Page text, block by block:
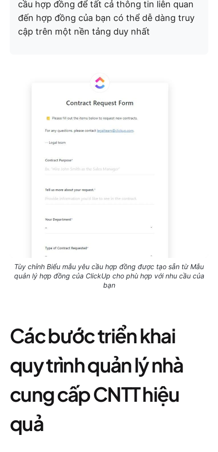
cầu hợp đồng để tất cả thông tin liên quan
đến hợp đồng của bạn có thể dễ dàng truy
cập trên một nền tảng duy nhất
Tùy chỉnh Biểu mẫu yêu cầu hợp đồng được tạo sẵn từ Mẫu
quản lý hợp đồng của ClickUp cho phù hợp với nhu cầu của
bạn
Các bước triển khai
quy trình quản lý nhà
cung cấp CNTT hiệu
quả